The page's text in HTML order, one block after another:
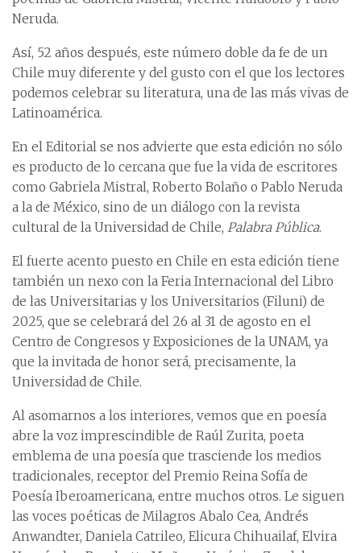
Neruda.
Así, 52 años después, este número doble da fe de un
Chile muy diferente y del gusto con el que los lectores
podemos celebrar su literatura, una de las más vivas de
Latinoamérica.
En el Editorial se nos advierte que esta edición no sólo
es producto de lo cercana que fue la vida de escritores
como Gabriela Mistral, Roberto Bolaño o Pablo Neruda
a la de México, sino de un diálogo con la revista
cultural de la Universidad de Chile, Palabra Pública.
El fuerte acento puesto en Chile en esta edición tiene
también un nexo con la Feria Internacional del Libro
de las Universitarias y los Universitarios (Filuni) de
2025, que se celebrará del 26 al 31 de agosto en el
Centro de Congresos y Exposiciones de la UNAM, ya
que la invitada de honor será, precisamente, la
Universidad de Chile.
Al asomarnos a los interiores, vemos que en poesía
abre la voz imprescindible de Raúl Zurita, poeta
emblema de una poesía que trasciende los medios
tradicionales, receptor del Premio Reina Sofía de
Poesía Iberoamericana, entre muchos otros. Le siguen
las voces poéticas de Milagros Abalo Cea, Andrés
Anwandter, Daniela Catrileo, Elicura Chihuailaf, Elvira